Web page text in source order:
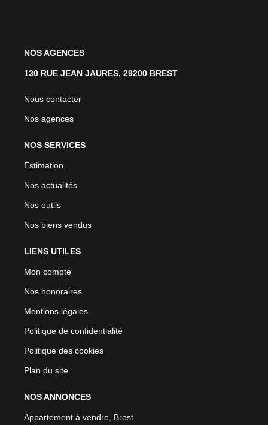
NOS AGENCES
130 RUE JEAN JAURES, 29200 BREST
Nous contacter
Nos agences
NOS SERVICES
Estimation
Nos actualités
Nos outils
Nos biens vendus
LIENS UTILES
Mon compte
Nos honoraires
Mentions légales
Politique de confidentialité
Politique des cookies
Plan du site
NOS ANNONCES
Appartement à vendre, Brest